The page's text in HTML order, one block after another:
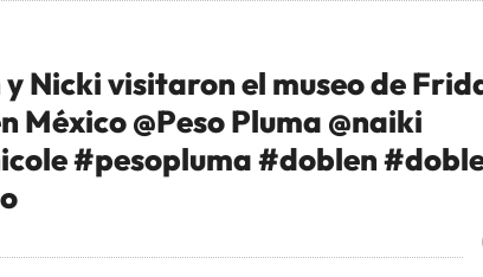
y Nicki visitaron el museo de
México @Peso Pluma @naiki
#pesopluma#doblen